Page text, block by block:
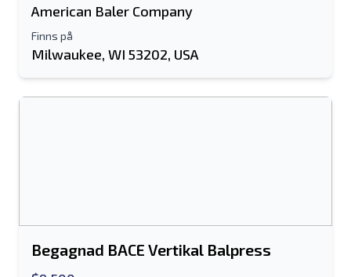
American Baler Company
Finns på
Milwaukee, WI 53202, USA
Begagnad BACE Vertikal Balpress